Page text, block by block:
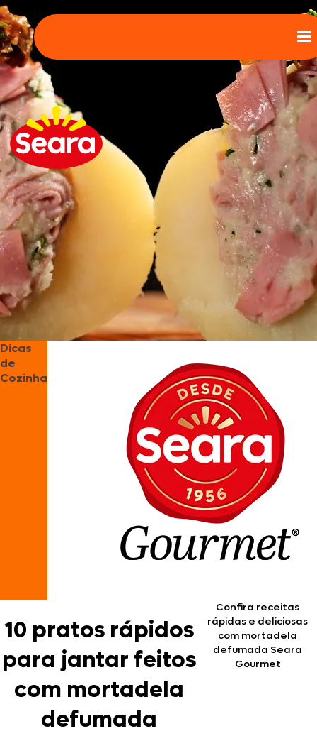
Dicas
de
Cozinha
10 pratos rápidos
para jantar feitos
com mortadela
defumada
Confira receitas
rápidas e deliciosas
com mortadela
defumada Seara
Gourmet